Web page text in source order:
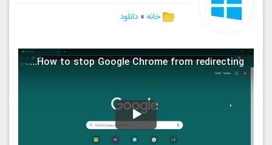
خانه» دانلود